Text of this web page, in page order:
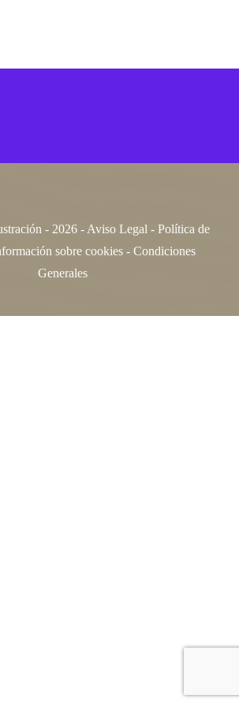
- 2026 - Aviso Legal - Política de
sobre cookies - Condiciones
Generales